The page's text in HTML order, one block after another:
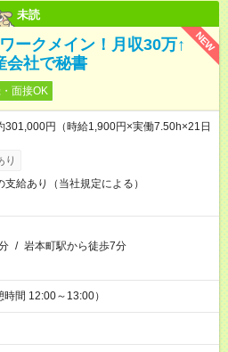
未読
NEW
ークメイン！月収30万↑
会社で秘書
面接OK
301,000円（時給1,900円×実働7.50h×21日
り
支給あり（当社規定による）
/ 岩本町駅から徒歩7分
間 12:00～13:00）